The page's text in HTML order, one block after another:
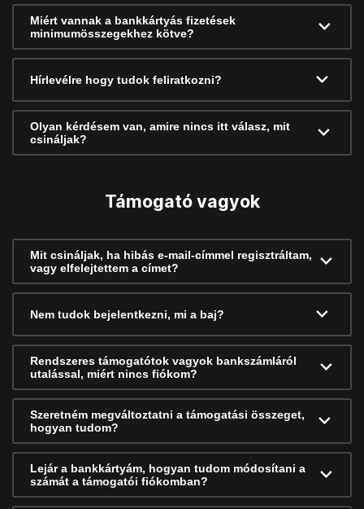
Miért vannak a bankkártyás fizetések
minimumösszegekhez kötve?
Hírlevélre hogy tudok feliratkozni?
Olyan kérdésem van, amire nincs itt válasz, mit
csináljak?
Támogató vagyok
Mit csináljak, ha hibás e-mail-címmel regisztráltam,
vagy elfelejtettem a címet?
Nem tudok bejelentkezni, mi a baj?
Rendszeres támogatótok vagyok bankszámláról
utalással, miért nincs fiókom?
Szeretném megváltoztatni a támogatási összeget,
hogyan tudom?
Lejár a bankkártyám, hogyan tudom módosítani a
számát a támogatói fiókomban?